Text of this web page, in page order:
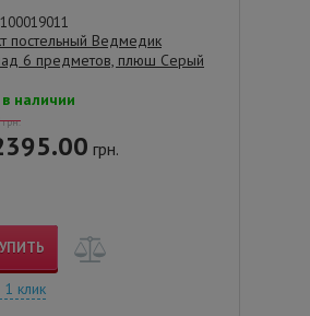
постельный Ведмедик
6 предметов, плюш Серый
наличии
грн.
грн.
1 клик